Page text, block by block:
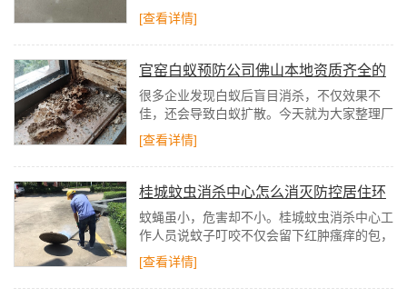
成熟蚁巢会大批量飞出飞白蚁，凭借趋光性进
入居民家中，配对脱翅后钻入缝隙筑巢，埋下
白蚁隐患。
[查看详情]
官窑白蚁预防公司佛山本地资质齐全的
灭白蚁公司有哪些推荐
很多企业发现白蚁后盲目消杀，不仅效果不
佳，还会导致白蚁扩散。今天就为大家整理厂
房仓库白蚁消杀全步骤，同时推荐佛山本地资
质齐全的灭白蚁公司——佛山益伦白蚁防治，
帮大家高效解决白蚁困扰。
[查看详情]
桂城蚊虫消杀中心怎么消灭防控居住环
境的蚊蝇
蚊蝇虽小，危害却不小。桂城蚊虫消杀中心工
作人员说蚊子叮咬不仅会留下红肿瘙痒的包，
还可能传播登革热、疟疾等病菌；苍蝇接触食
物和餐具后，会污染饮食环境，诱发肠胃不适
等问题。
[查看详情]